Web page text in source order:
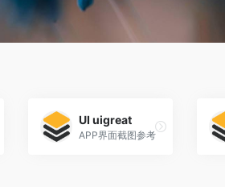
UI uigreat
APP界面截图参考